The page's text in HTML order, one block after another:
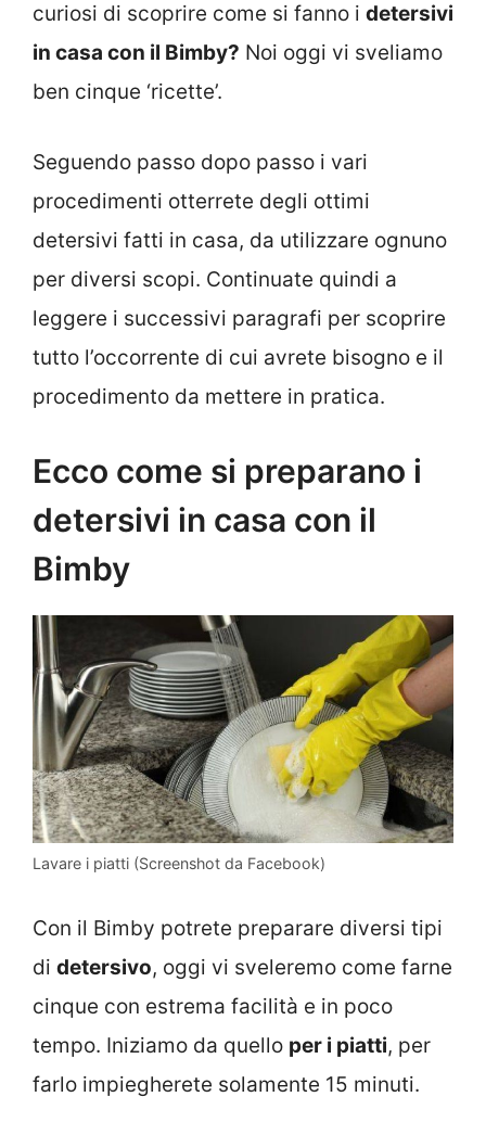
curiosi di scoprire come si fanno i detersivi
in casa con il Bimby? Noi oggi vi sveliamo
ben cinque ‘ricette’.
Seguendo passo dopo passo i vari
procedimenti otterrete degli ottimi
detersivi fatti in casa, da utilizzare ognuno
per diversi scopi. Continuate quindi a
leggere i successivi paragrafi per scoprire
tutto l’occorrente di cui avrete bisogno e il
procedimento da mettere in pratica.
Ecco come si preparano i
detersivi in casa con il
Bimby
Lavare i piatti (Screenshot da Facebook)
Con il Bimby potrete preparare diversi tipi
di detersivo, oggi vi sveleremo come farne
cinque con estrema facilità e in poco
tempo. Iniziamo da quello per i piatti, per
farlo impiegherete solamente 15 minuti.